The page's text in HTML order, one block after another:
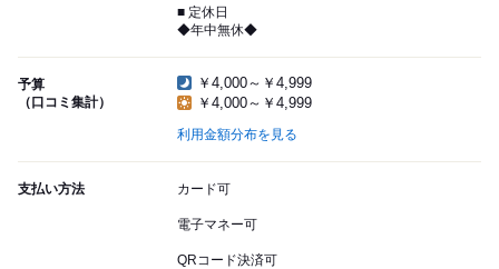
■ 定休日
◆年中無休◆
予算
（口コミ集計）
￥4,000～￥4,999
￥4,000～￥4,999
利用金額分布を見る
支払い方法 カード可
電子マネー可
QRコード決済可